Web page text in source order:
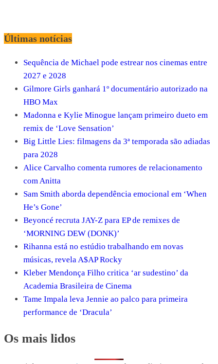
Últimas notícias
Sequência de Michael pode estrear nos cinemas entre
2027 e 2028
Gilmore Girls ganhará 1º documentário autorizado na
HBO Max
Madonna e Kylie Minogue lançam primeiro dueto em
remix de ‘Love Sensation’
Big Little Lies: filmagens da 3ª temporada são adiadas
para 2028
Alice Carvalho comenta rumores de relacionamento
com Anitta
Sam Smith aborda dependência emocional em ‘When
He’s Gone’
Beyoncé recruta JAY-Z para EP de remixes de
‘MORNING DEW (DONK)’
Rihanna está no estúdio trabalhando em novas
músicas, revela A$AP Rocky
Kleber Mendonça Filho critica ‘ar sudestino’ da
Academia Brasileira de Cinema
Tame Impala leva Jennie ao palco para primeira
performance de ‘Dracula’
Os mais lidos